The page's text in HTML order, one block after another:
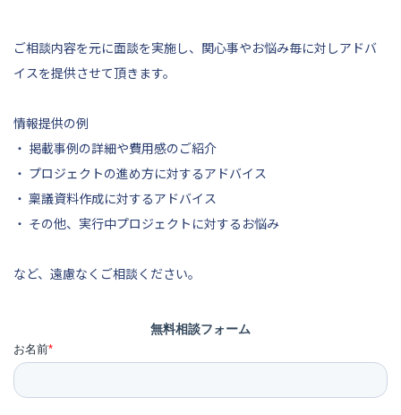
ご相談内容を元に面談を実施し、関心事やお悩み毎に対しアドバ
イスを提供させて頂きます。
情報提供の例
・ 掲載事例の詳細や費用感のご紹介
・ プロジェクトの進め方に対するアドバイス
・ 稟議資料作成に対するアドバイス
・ その他、実行中プロジェクトに対するお悩み
など、遠慮なくご相談ください。